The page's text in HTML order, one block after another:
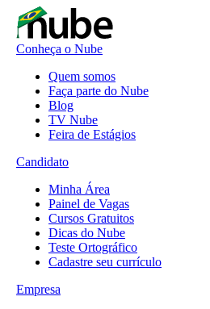
Conheça o Nube
Quem somos
Faça parte do Nube
Blog
TV Nube
Feira de Estágios
Candidato
Minha Área
Painel de Vagas
Cursos Gratuitos
Dicas do Nube
Teste Ortográfico
Cadastre seu currículo
Empresa